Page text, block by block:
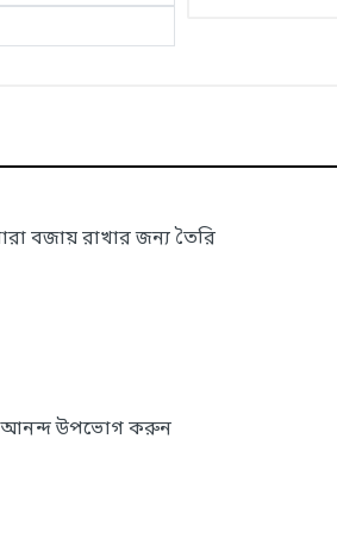
বজায় রাখার জন্য তৈরি
আনন্দ উপভোগ করুন